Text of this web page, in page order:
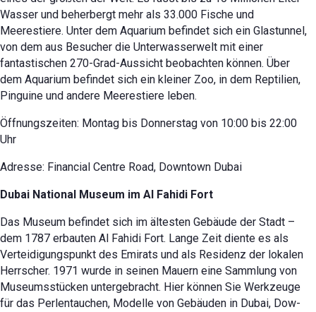
Wasser und beherbergt mehr als 33.000 Fische und
Meerestiere. Unter dem Aquarium befindet sich ein Glastunnel,
von dem aus Besucher die Unterwasserwelt mit einer
fantastischen 270-Grad-Aussicht beobachten können. Über
dem Aquarium befindet sich ein kleiner Zoo, in dem Reptilien,
Pinguine und andere Meerestiere leben.
Öffnungszeiten: Montag bis Donnerstag von 10:00 bis 22:00
Uhr
Adresse: Financial Centre Road, Downtown Dubai
Dubai National Museum im Al Fahidi Fort
Das Museum befindet sich im ältesten Gebäude der Stadt –
dem 1787 erbauten Al Fahidi Fort. Lange Zeit diente es als
Verteidigungspunkt des Emirats und als Residenz der lokalen
Herrscher. 1971 wurde in seinen Mauern eine Sammlung von
Museumsstücken untergebracht. Hier können Sie Werkzeuge
für das Perlentauchen, Modelle von Gebäuden in Dubai, Dow-